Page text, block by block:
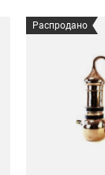
Распродано